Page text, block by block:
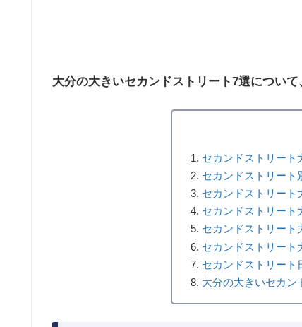
大分の大きいセカンドストリート7選につい
セカンドストリート
セカンドストリート
セカンドストリート
セカンドストリート
セカンドストリート
セカンドストリート
セカンドストリート
大分の大きいセカン